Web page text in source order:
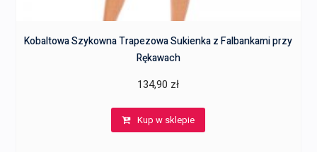
Kobaltowa Szykowna Trapezowa Sukienka z Falbankami przy
Rękawach
134,90 zł
Kup w sklepie